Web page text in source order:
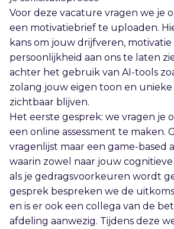
Voor deze vacature vragen we je
een motivatiebrief te uploaden.
kans om jouw drijfveren, motivatie
persoonlijkheid aan ons te laten
achter het gebruik van AI-tools
zolang jouw eigen toon en
zichtbaar blijven.
Het eerste gesprek: we vragen je
een online assessment te maken.
vragenlijst maar een game-based
waarin zowel naar jouw
als je gedragsvoorkeuren wordt
gesprek bespreken we de
en is er ook een collega van de
afdeling aanwezig. Tijdens deze